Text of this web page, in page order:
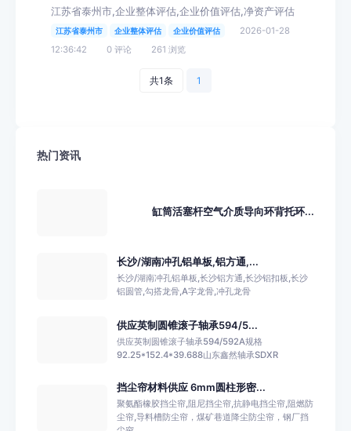
江苏省泰州市,企业整体评估,企业价值评估,净资产评估
江苏省泰州市 企业整体评估 企业价值评估
2026-01-28
12:36:42
0 评论 261 浏览
共1条 1
热门资讯
缸筒活塞杆空气介质导向环背托环...
长沙/湖南冲孔铝单板,铝方通,...
长沙/湖南冲孔铝单板,长沙铝方通,长沙铝扣板,长沙
铝圆管,勾搭龙骨,A字龙骨,冲孔龙骨
供应英制圆锥滚子轴承594/5...
供应英制圆锥滚子轴承594/592A规格
92.25*152.4*39.688山东鑫然轴承SDXR
挡尘帘材料供应 6mm圆柱形密...
聚氨酯橡胶挡尘帘,阻尼挡尘帘,抗静电挡尘帘,阻燃防
尘帘,导料槽防尘帘，煤矿巷道降尘防尘帘，钢厂挡